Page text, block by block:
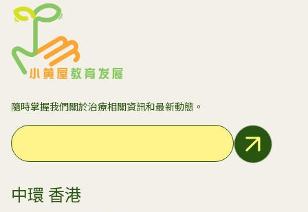
隨時掌握我們關於治療相關資訊和最新動態。
Email Address
中環 香港